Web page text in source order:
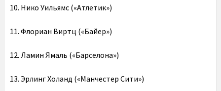
10. Нико Уильямс («Атлетик»)
11. Флориан Виртц («Байер»)
12. Ламин Ямаль («Барселона»)
13. Эрлинг Холанд («Манчестер Сити»)